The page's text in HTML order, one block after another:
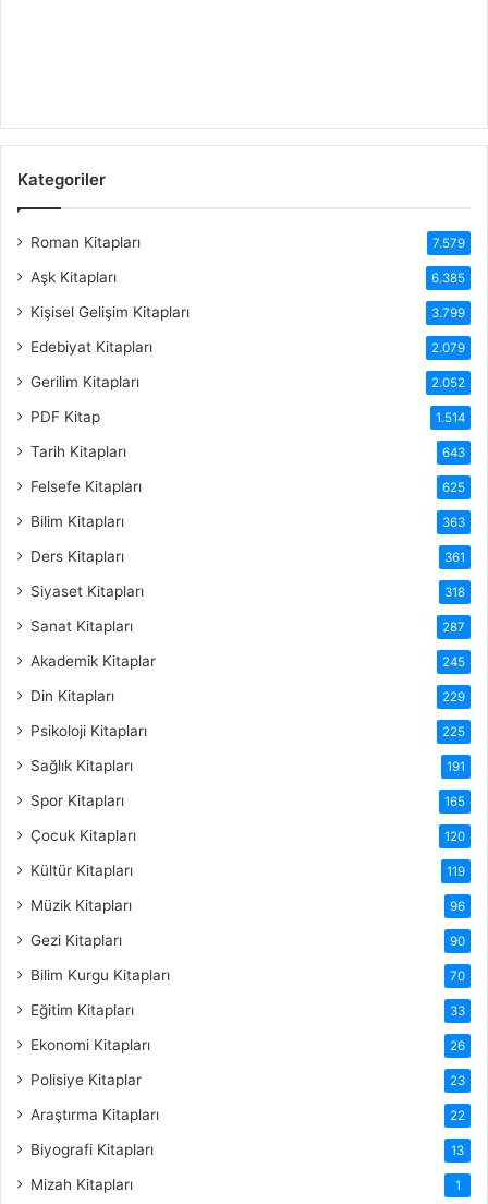
Kategoriler
Roman Kitapları 7.579
Aşk Kitapları 6.385
Kişisel Gelişim Kitapları 3.799
Edebiyat Kitapları 2.079
Gerilim Kitapları 2.052
PDF Kitap 1.514
Tarih Kitapları 643
Felsefe Kitapları 625
Bilim Kitapları 363
Ders Kitapları 361
Siyaset Kitapları 318
Sanat Kitapları 287
Akademik Kitaplar 245
Din Kitapları 229
Psikoloji Kitapları 225
Sağlık Kitapları 191
Spor Kitapları 165
Çocuk Kitapları 120
Kültür Kitapları 119
Müzik Kitapları 96
Gezi Kitapları 90
Bilim Kurgu Kitapları 70
Eğitim Kitapları 33
Ekonomi Kitapları 26
Polisiye Kitaplar 23
Araştırma Kitapları 22
Biyografi Kitapları 13
Mizah Kitapları 1